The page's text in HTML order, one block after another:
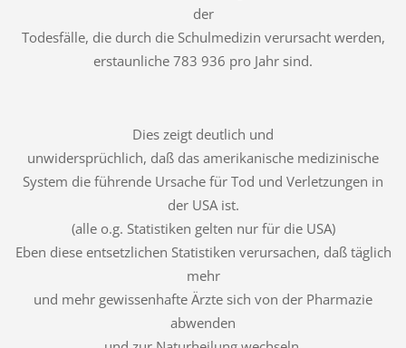
der
Todesfälle, die durch die Schulmedizin verursacht werden,
erstaunliche 783 936 pro Jahr sind.
Dies zeigt deutlich und
unwidersprüchlich, daß das amerikanische medizinische
System die führende Ursache für Tod und Verletzungen in
der USA ist.
(alle o.g. Statistiken gelten nur für die USA)
Eben diese entsetzlichen Statistiken verursachen, daß täglich
mehr
und mehr gewissenhafte Ärzte sich von der Pharmazie
abwenden